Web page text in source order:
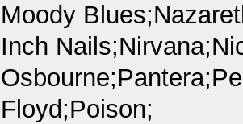
Moody
Inch
Floyd;Poison;